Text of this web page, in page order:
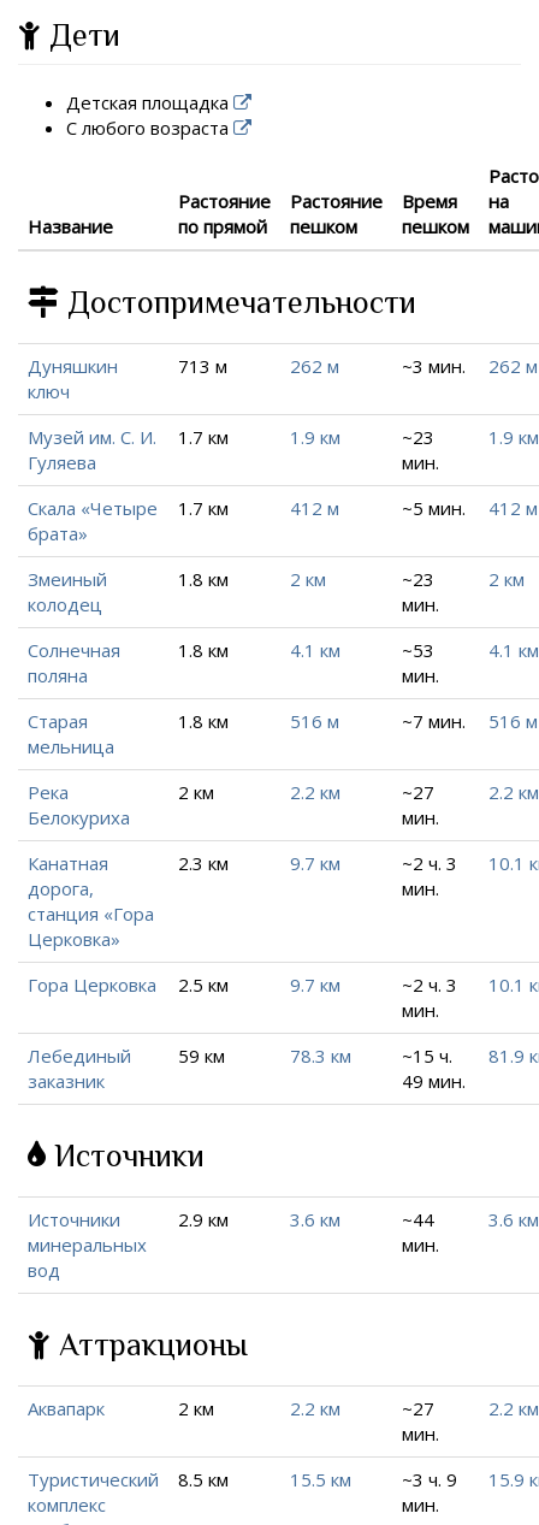
Дети
Детская площадка
С любого возраста
Название
Растояние
по прямой
Растояние
пешком
Время
пешком
на
Достопримечательности
Дуняшкин
ключ
713 м 262 м ~3 мин. 262 м
Музей им. С. И.
Гуляева
1.7 км 1.9 км
~23
мин.
1.9 км
Скала «Четыре
брата»
1.7 км 412 м ~5 мин. 412 м
Змеиный
колодец
1.8 км 2 км
~23
мин.
2 км
Солнечная
поляна
1.8 км 4.1 км
~53
мин.
4.1 км
Старая
мельница
1.8 км 516 м ~7 мин. 516 м
Река
Белокуриха
2 км 2.2 км
~27
мин.
2.2 км
Канатная
дорога,
станция «Гора
Церковка»
2.3 км 9.7 км
~2 ч. 3
мин.
10.1
Гора Церковка 2.5 км 9.7 км
~2 ч. 3
мин.
10.1
Лебединый
заказник
59 км 78.3 км
~15 ч.
49 мин.
81.9
Источники
Источники
минеральных
вод
2.9 км 3.6 км
~44
мин.
3.6 км
Аттракционы
Аквапарк 2 км 2.2 км
~27
мин.
2.2 км
Туристический
комплекс
8.5 км 15.5 км
~3 ч. 9
мин.
15.9